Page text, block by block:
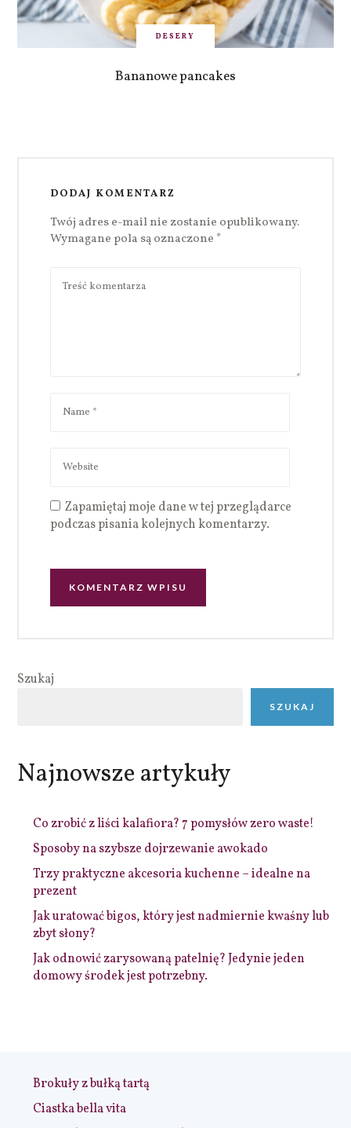
DESERY
Bananowe pancakes
DODAJ KOMENTARZ
Twój adres e-mail nie zostanie opublikowany.
Wymagane pola są oznaczone *
Zapamiętaj moje dane w tej przeglądarce
podczas pisania kolejnych komentarzy.
Szukaj
SZUKAJ
Najnowsze artykuły
Co zrobić z liści kalafiora? 7 pomysłów zero waste!
Sposoby na szybsze dojrzewanie awokado
Trzy praktyczne akcesoria kuchenne – idealne na
prezent
Jak uratować bigos, który jest nadmiernie kwaśny lub
zbyt słony?
Jak odnowić zarysowaną patelnię? Jedynie jeden
domowy środek jest potrzebny.
Brokuły z bułką tartą
Ciastka bella vita